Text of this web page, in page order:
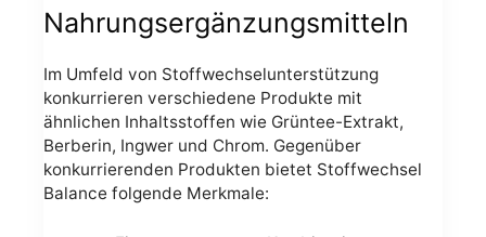
Nahrungsergänzungsmitteln
Im Umfeld von Stoffwechselunterstützung
konkurrieren verschiedene Produkte mit
ähnlichen Inhaltsstoffen wie Grüntee-Extrakt,
Berberin, Ingwer und Chrom. Gegenüber
konkurrierenden Produkten bietet Stoffwechsel
Balance folgende Merkmale: